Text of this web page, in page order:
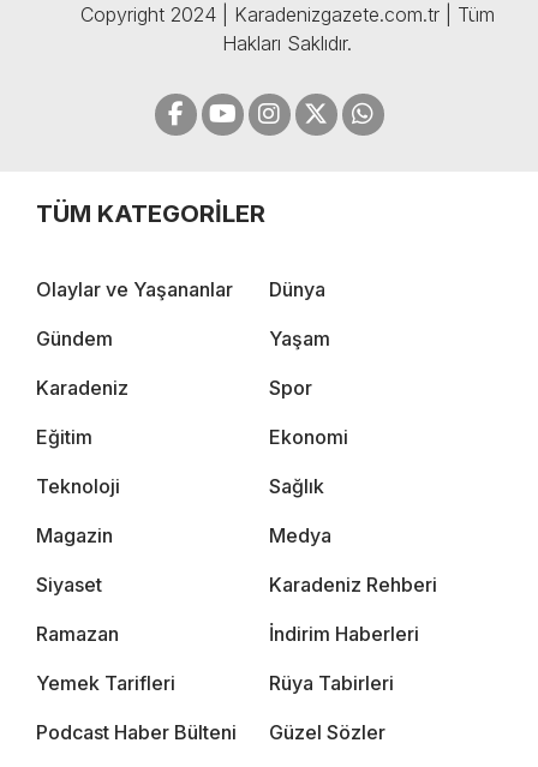
Copyright 2024 | Karadenizgazete.com.tr | Tüm
Hakları Saklıdır.
TÜM KATEGORİLER
Olaylar ve Yaşananlar Dünya
Gündem Yaşam
Karadeniz Spor
Eğitim Ekonomi
Teknoloji Sağlık
Magazin Medya
Siyaset Karadeniz Rehberi
Ramazan İndirim Haberleri
Yemek Tarifleri Rüya Tabirleri
Podcast Haber Bülteni Güzel Sözler